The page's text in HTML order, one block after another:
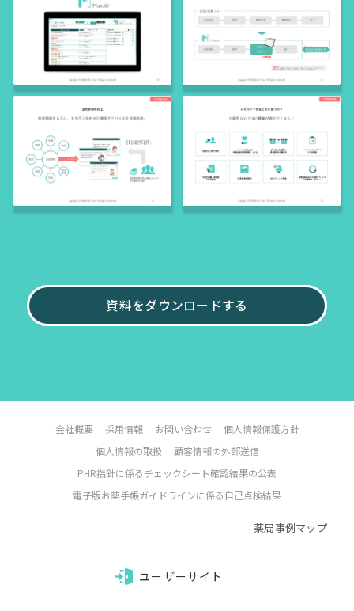
資料をダウンロードする
会社概要 採用情報 お問い合わせ
個人情報保護方針
個人情報の取扱
顧客情報の外部送信
PHR指針に係るチェックシート確認結果の公表
電子版お薬手帳ガイドラインに係る自己点検結果
薬局事例マップ
ユーザーサイト